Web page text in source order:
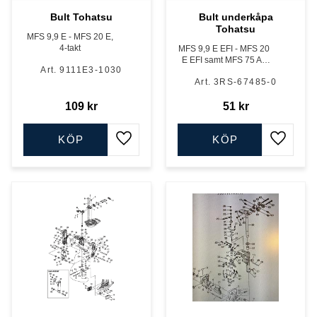
Bult Tohatsu
MFS 9,9 E - MFS 20 E,
4-takt
9111E3-1030
109 kr
Lägg till i favoriter
KÖP
Bult underkåpa
Tohatsu
MFS 9,9 E EFI - MFS 20
E EFI samt MFS 75 A -
3RS-67485-0
51kr
Lägg
KÖP